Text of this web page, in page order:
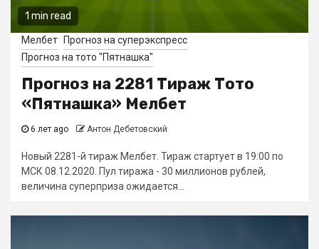
1 min read
Мелбет
Прогноз на суперэкспресс
Прогноз на тото "Пятнашка"
Прогноз на 2281 Тираж Тото
«Пятнашка» Мелбет
6 лет ago Антон Дебетовский
Новый 2281-й тираж Мелбет. Тираж стартует в 19:00 по
МСК 08.12.2020. Пул тиража - 30 миллионов рублей,
величина суперприза ожидается...